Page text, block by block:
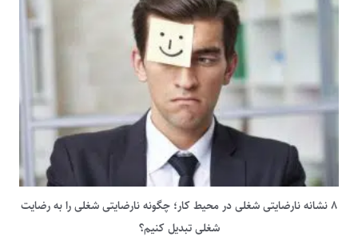
۸ نشانه نارضایتی شغلی در محیط کار؛ چگونه نارضایتی شغلی را به رضایت
شغلی تبدیل کنیم؟